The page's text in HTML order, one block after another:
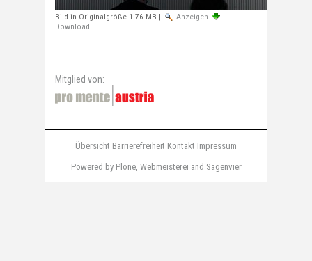
Bild in Originalgröße 1.76 MB |
Anzeigen
Download
Mitglied von:
Übersicht Barrierefreiheit Kontakt Impressum
Powered by Plone, Webmeisterei and Sägenvier